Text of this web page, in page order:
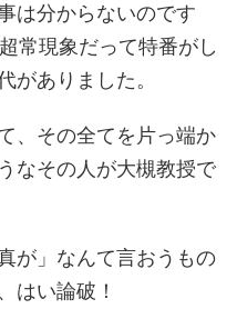
は分からないのです
常現象だって特番がし
がありました。
、その全てを片っ端か
なその人が大槻教授で
が」なんて言おうもの
はい論破！